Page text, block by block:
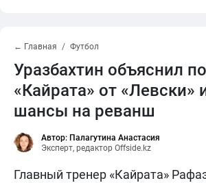
← Главная Футбол
Уразбахтин объяснил
«Кайрата» от «Левски»
шансы на реванш
Автор: Палагутина Анастасия
Эксперт, редактор Offside.kz
Главный тренер «Кайрата»